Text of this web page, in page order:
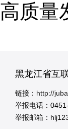
高质量
黑龙江省互
链接： http://
举报电话：
举报邮箱：